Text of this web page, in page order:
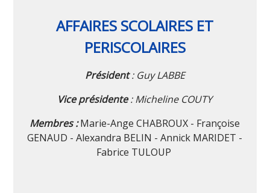
AFFAIRES SCOLAIRES ET
PERISCOLAIRES
Président: Guy LABBE
Vice présidente: Micheline COUTY
Membres :Marie-Ange CHABROUX - Françoise
GENAUD - Alexandra BELIN - Annick MARIDET -
Fabrice TULOUP